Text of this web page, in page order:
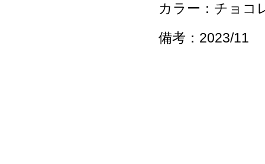
カラー：チョコ
備考：2023/11